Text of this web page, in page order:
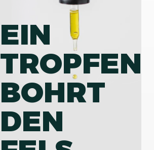
EIN
TROPFEN
BOHRT
DEN